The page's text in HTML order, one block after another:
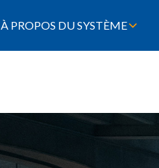
À PROPOS DU SYSTÈME